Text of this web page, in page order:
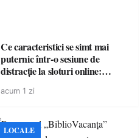
Ce caracteristici se simt mai
puternic într-o sesiune de
distracție la sloturi online:
acum 1 zi
LOCALE